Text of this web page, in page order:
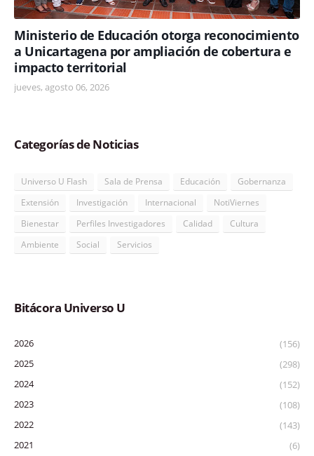
Ministerio de Educación otorga reconocimiento
a Unicartagena por ampliación de cobertura e
impacto territorial
jueves, agosto 06, 2026
Categorías de Noticias
Universo U Flash Sala de Prensa Educación
Gobernanza
Extensión
Investigación Internacional
NotiViernes
Bienestar
Perfiles Investigadores Calidad
Cultura
Ambiente
Social Servicios
Bitácora Universo U
2026
(156)
2025
(298)
2024
(152)
2023
(108)
2022
(143)
2021
(6)